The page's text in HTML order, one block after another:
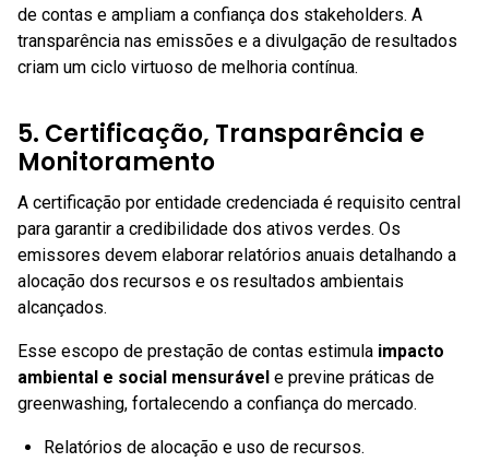
de contas e ampliam a confiança dos stakeholders. A
transparência nas emissões e a divulgação de resultados
criam um ciclo virtuoso de melhoria contínua.
5. Certificação, Transparência e
Monitoramento
A certificação por entidade credenciada é requisito central
para garantir a credibilidade dos ativos verdes. Os
emissores devem elaborar relatórios anuais detalhando a
alocação dos recursos e os resultados ambientais
alcançados.
Esse escopo de prestação de contas estimula impacto
ambiental e social mensurável e previne práticas de
greenwashing, fortalecendo a confiança do mercado.
Relatórios de alocação e uso de recursos.